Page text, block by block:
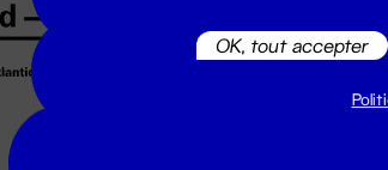
02 51 88 25 25
billetterie@leGrandT.fr
Du lundi au vendredi 14h
OK, tout accepter